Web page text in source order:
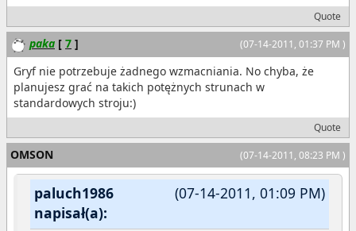
Quote
(07-14-2011, 01:37 PM )
paka [ 7 ]
Gryf nie potrzebuje żadnego wzmacniania. No chyba, że
planujesz grać na takich potężnych strunach w
standardowych stroju:)
Quote
(07-14-2011, 08:23 PM )
OMSON
(07-14-2011, 01:09 PM)
paluch1986
napisał(a):